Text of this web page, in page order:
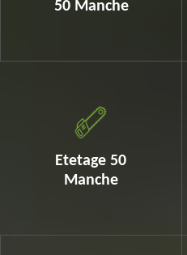
50 Manche
Etetage 50
Manche